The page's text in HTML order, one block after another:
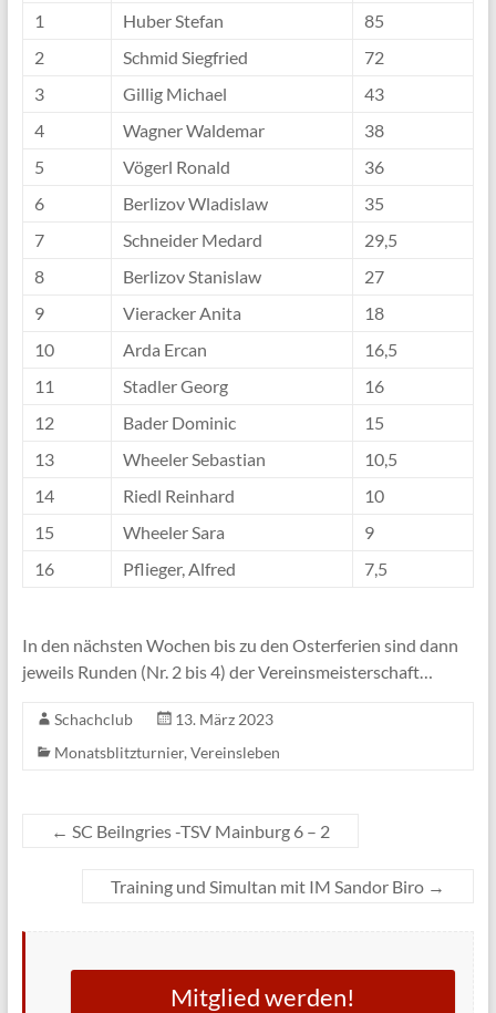
1
Huber Stefan
85
2
Schmid Siegfried
72
3
Gillig Michael
43
4
Wagner Waldemar
38
5
Vögerl Ronald
36
6
Berlizov Wladislaw
35
7
Schneider Medard
29,5
8
Berlizov Stanislaw
27
9
Vieracker Anita
18
10
Arda Ercan
16,5
11
Stadler Georg
16
12
Bader Dominic
15
13
Wheeler Sebastian
10,5
14
Riedl Reinhard
10
15
Wheeler Sara
9
16
Pflieger, Alfred 7,5
In den nächsten Wochen bis zu den Osterferien sind dann
jeweils Runden (Nr. 2 bis 4) der Vereinsmeisterschaft…
Schachclub
13. März 2023
Monatsblitzturnier, Vereinsleben
← SC Beilngries -TSV Mainburg 6 – 2
Training und Simultan mit IM Sandor Biro →
Mitglied werden!